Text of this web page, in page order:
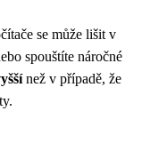
se může lišit v
spouštíte náročné
než v případě, že